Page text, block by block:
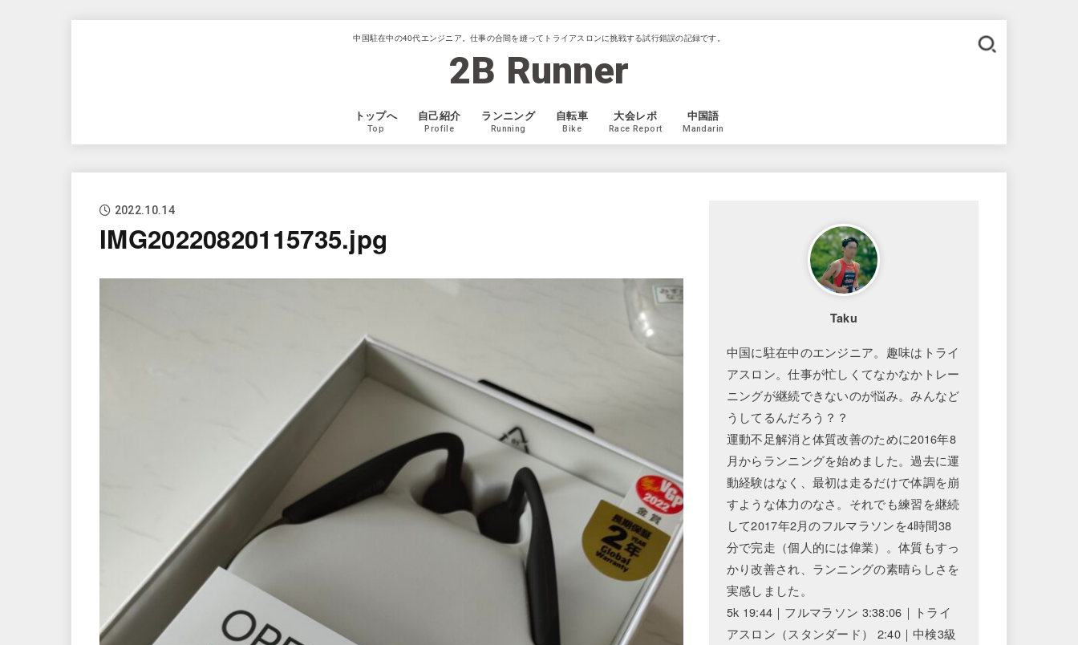
中国駐在中の40代エンジニア。仕事の合間を縫ってトライアスロンに挑戦する試行錯誤の記録です。
2B Runner
トップへ
Top
自己紹介
Profile
ランニング
Running
自転車
Bike
大会レポ
Race Report
中国語
Mandarin
2022.10.14
IMG20220820115735.jpg
Taku
中国に駐在中のエンジニア。趣味はトライ
アスロン。仕事が忙しくてなかなかトレー
ニングが継続できないのが悩み。みんなど
うしてるんだろう？？
運動不足解消と体質改善のために2016年8
月からランニングを始めました。過去に運
動経験はなく、最初は走るだけで体調を崩
すような体力のなさ。それでも練習を継続
して2017年2月のフルマラソンを4時間38
分で完走（個人的には偉業）。体質もすっ
かり改善され、ランニングの素晴らしさを
実感しました。
5k 19:44｜フルマラソン 3:38:06｜トライ
アスロン（スタンダード） 2:40｜中検3級